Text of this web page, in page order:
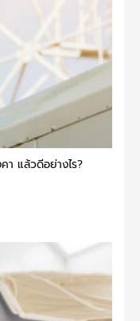
า แล้วดีอย่างไร?